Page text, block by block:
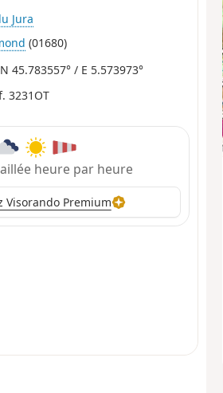
Jura
(01680)
N 45.783557° / E 5.573973°
3231OT
heure par heure
Visorando Premium